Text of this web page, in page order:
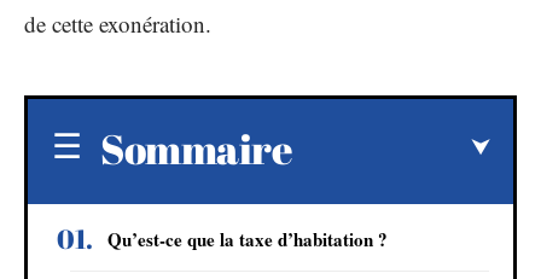
de cette exonération.
Sommaire
Qu’est-ce que la taxe d’habitation ?